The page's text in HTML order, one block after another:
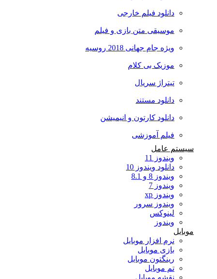
دانلود فیلم خارجی
موسیقی متن بازی و فیلم
ویژه جام جهانی 2018 روسیه
موزیک بی کلام
تیتراژ سریال
دانلود مستند
دانلود کارتون و انیمیشن
فیلم آموزشی
سیستم عامل
ویندوز 11
دانلود ویندوز 10
ویندوز 8 و 8.1
ویندوز 7
ویندوز xp
ویندوز سرور
لینوکس
ویندوز
موبایل
نرم افزار موبایل
بازی موبایل
رینگتون موبایل
تم موبایل
نقشه موبایل